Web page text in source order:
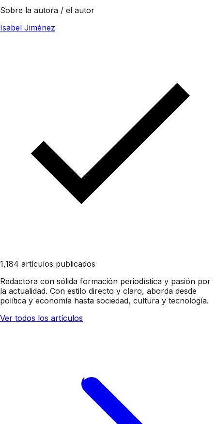
Sobre la autora / el autor
Isabel Jiménez
1,184 artículos publicados
Redactora con sólida formación periodística y pasión por
la actualidad. Con estilo directo y claro, aborda desde
política y economía hasta sociedad, cultura y tecnología.
Ver todos los artículos